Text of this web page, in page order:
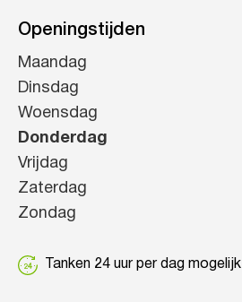
Openingstijden
Maandag
Dinsdag
Woensdag
Donderdag
Vrijdag
Zaterdag
Zondag
Tanken 24 uur per dag mogelijk